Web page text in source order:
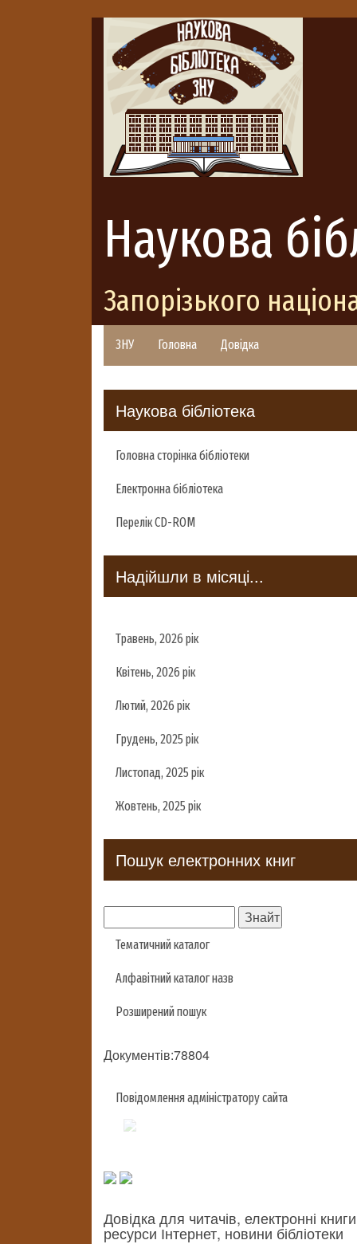
Наукова
Запорізького
ЗНУ Головна Довідка
Наукова бібліотека
Головна сторінка бібліотеки
Електронна бібліотека
Перелік CD-ROM
Надійшли в місяці...
Травень, 2026 рік
Квітень, 2026 рік
Лютий, 2026 рік
Грудень, 2025 рік
Листопад, 2025 рік
Жовтень, 2025 рік
Пошук електронних книг
Тематичний каталог
Алфавітний каталог назв
Розширений пошук
Документів:78804
Повідомлення адміністратору сайта
Довідка для читачів, електронні
ресурси Інтернет, новини бібліотеки